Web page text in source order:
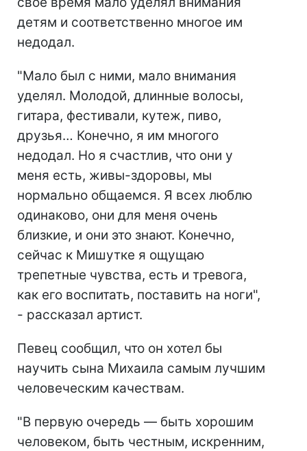
детям и соответственно многое им
недодал.
"Мало был с ними, мало внимания
уделял. Молодой, длинные волосы,
гитара, фестивали, кутеж, пиво,
друзья… Конечно, я им многого
недодал. Но я счастлив, что они у
меня есть, живы-здоровы, мы
нормально общаемся. Я всех люблю
одинаково, они для меня очень
близкие, и они это знают. Конечно,
сейчас к Мишутке я ощущаю
трепетные чувства, есть и тревога,
как его воспитать, поставить на ноги",
- рассказал артист.
Певец сообщил, что он хотел бы
научить сына Михаила самым лучшим
человеческим качествам.
"В первую очередь — быть хорошим
человеком, быть честным, искренним,